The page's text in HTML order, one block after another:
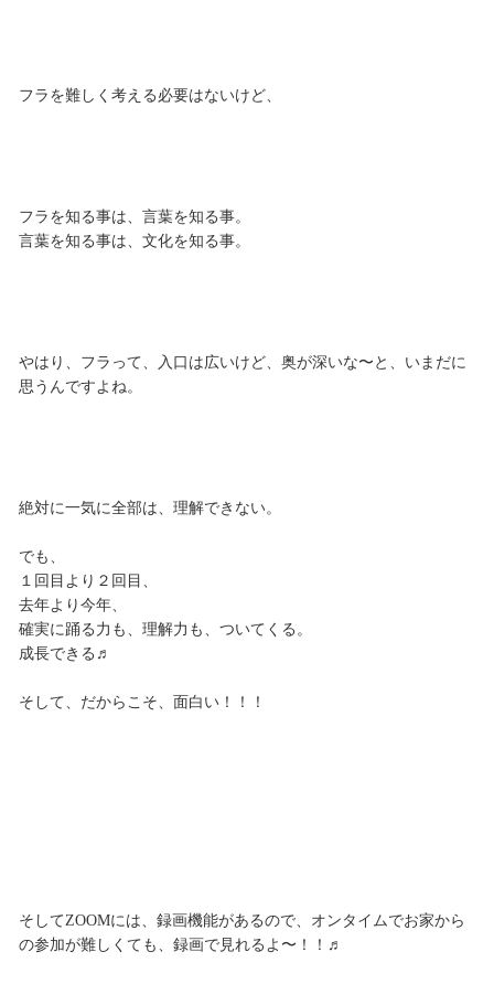
フラを難しく考える必要はないけど、
フラを知る事は、言葉を知る事。
言葉を知る事は、文化を知る事。
やはり、フラって、入口は広いけど、奥が深いな〜と、いまだに
思うんですよね。
絶対に一気に全部は、理解できない。
でも、
１回目より２回目、
去年より今年、
確実に踊る力も、理解力も、ついてくる。
成長できる♬
そして、だからこそ、面白い！！！
そしてZOOMには、録画機能があるので、オンタイムでお家から
の参加が難しくても、録画で見れるよ〜！！♬